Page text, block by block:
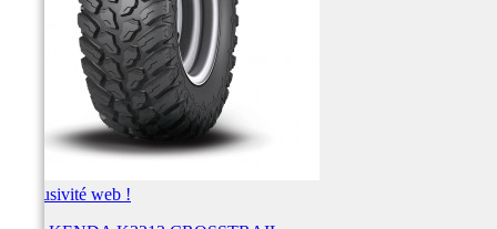
Exclusivité web !